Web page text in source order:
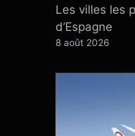
Les villes les
d’Espagne
8 août 2026